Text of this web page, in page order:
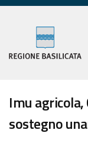
Imu agricola,
sostegno